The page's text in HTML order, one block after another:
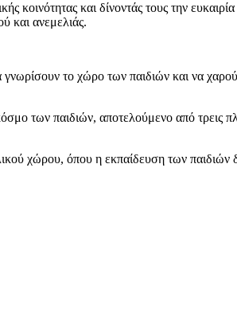
κοινότητας και δίνοντάς τους την
και ανεμελιάς.
το χώρο των παιδιών και να
των παιδιών, αποτελούμενο από τρεις
χώρου, όπου η εκπαίδευση των παιδιών